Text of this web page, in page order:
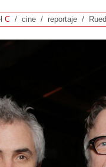
C / cine / reportaje /